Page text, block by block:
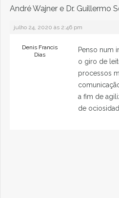
André Wajner e Dr. Guillermo
julho 24, 2020 às 2:46 pm
Denis Francis
Dias
Penso num
o giro de
processos
a fim de
de